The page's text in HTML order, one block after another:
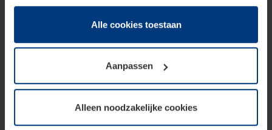
hun diensten hebben verzameld.
Juridisch hebben wij het recht om cookies op uw
van deze pagina's absoluut vereist is. Voor alle andere
soorten cookies is uw toestemming benodigd. Uw
toestemming kunt u op elk moment bij de uitleg van de
wijzigen of herroepen.
Alle cookies toestaan
Aanpassen
Alleen noodzakelijke cookies